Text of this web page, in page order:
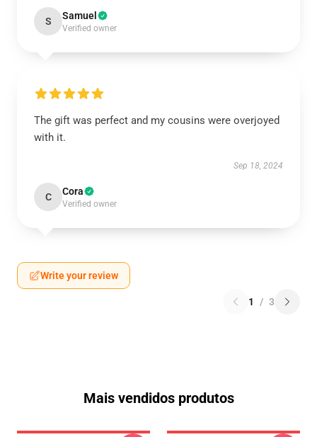
S Samuel
Verified owner
The gift was perfect and my cousins were overjoyed
with it.
Sep 18, 2024
C Cora
Verified owner
Write your review
1 / 3
Mais vendidos produtos